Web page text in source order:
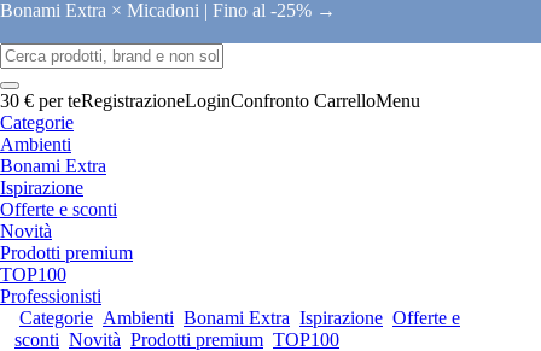
Bonami Extra × Micadoni | Fino al -25% →
30 € per teRegistrazioneLoginConfronto CarrelloMenu
Categorie
Ambienti
Bonami Extra
Ispirazione
Offerte e sconti
Novità
Prodotti premium
TOP100
Professionisti
Categorie Ambienti Bonami Extra Ispirazione Offerte e
sconti Novità Prodotti premium TOP100